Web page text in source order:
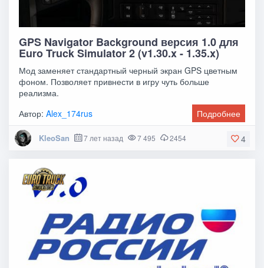
GPS Navigator Background версия 1.0 для
Euro Truck Simulator 2 (v1.30.x - 1.35.x)
Мод заменяет стандартный черный экран GPS цветным
фоном. Позволяет привнести в игру чуть больше
реализма.
Автор:Alex_174rus Подробнее
4
KleoSan 7 лет назад 7 495 2454